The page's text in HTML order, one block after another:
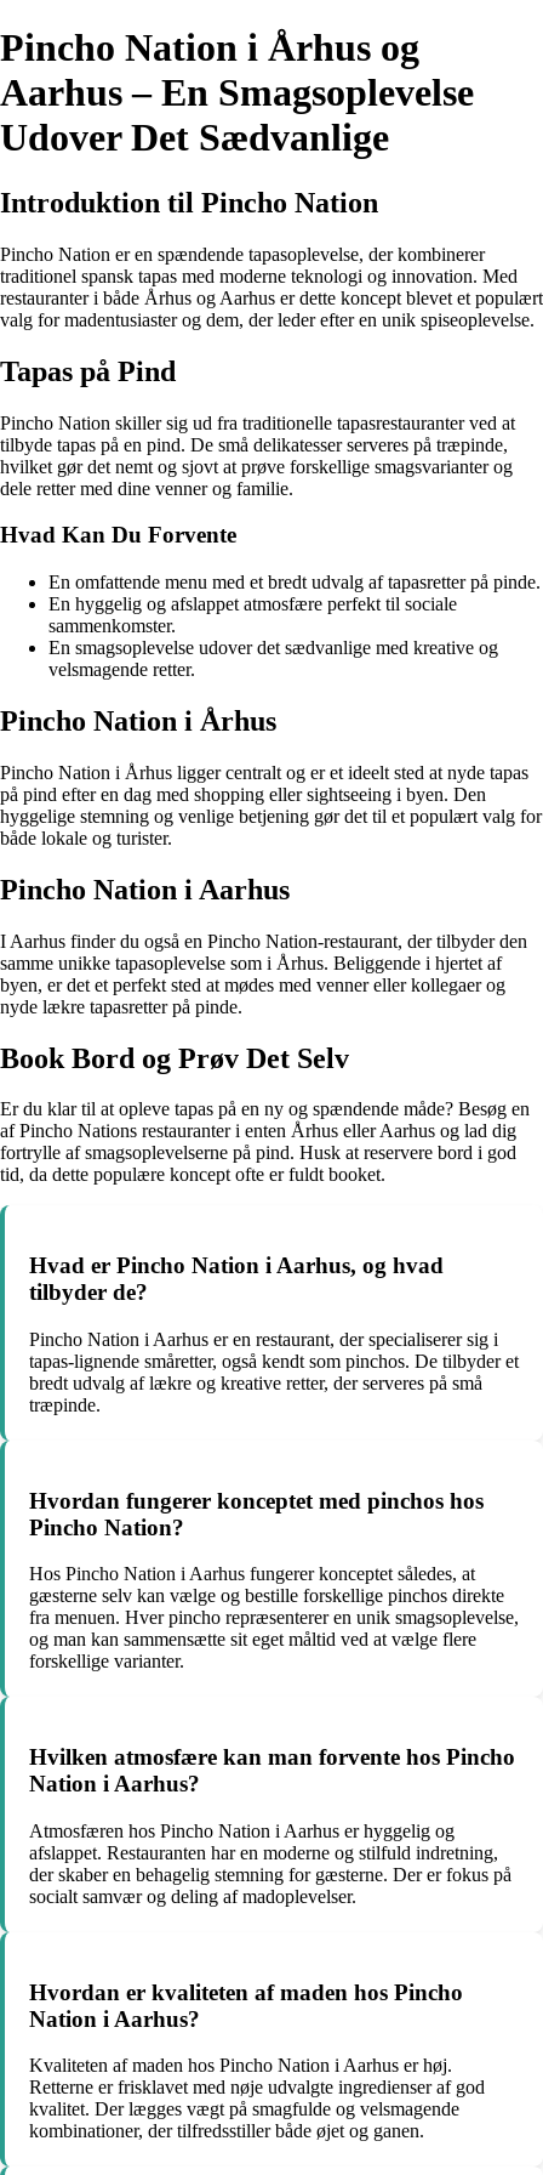
Pincho Nation i Århus og
Aarhus – En Smagsoplevelse
Udover Det Sædvanlige
Introduktion til Pincho Nation
Pincho Nation er en spændende tapasoplevelse, der kombinerer
traditionel spansk tapas med moderne teknologi og innovation. Med
restauranter i både Århus og Aarhus er dette koncept blevet et populært
valg for madentusiaster og dem, der leder efter en unik spiseoplevelse.
Tapas på Pind
Pincho Nation skiller sig ud fra traditionelle tapasrestauranter ved at
tilbyde tapas på en pind. De små delikatesser serveres på træpinde,
hvilket gør det nemt og sjovt at prøve forskellige smagsvarianter og
dele retter med dine venner og familie.
Hvad Kan Du Forvente
En omfattende menu med et bredt udvalg af tapasretter på pinde.
En hyggelig og afslappet atmosfære perfekt til sociale
sammenkomster.
En smagsoplevelse udover det sædvanlige med kreative og
velsmagende retter.
Pincho Nation i Århus
Pincho Nation i Århus ligger centralt og er et ideelt sted at nyde tapas
på pind efter en dag med shopping eller sightseeing i byen. Den
hyggelige stemning og venlige betjening gør det til et populært valg for
både lokale og turister.
Pincho Nation i Aarhus
I Aarhus finder du også en Pincho Nation-restaurant, der tilbyder den
samme unikke tapasoplevelse som i Århus. Beliggende i hjertet af
byen, er det et perfekt sted at mødes med venner eller kollegaer og
nyde lækre tapasretter på pinde.
Book Bord og Prøv Det Selv
Er du klar til at opleve tapas på en ny og spændende måde? Besøg en
af Pincho Nations restauranter i enten Århus eller Aarhus og lad dig
fortrylle af smagsoplevelserne på pind. Husk at reservere bord i god
tid, da dette populære koncept ofte er fuldt booket.
Hvad er Pincho Nation i Aarhus, og hvad
tilbyder de?
Pincho Nation i Aarhus er en restaurant, der specialiserer sig i
tapas-lignende småretter, også kendt som pinchos. De tilbyder et
bredt udvalg af lækre og kreative retter, der serveres på små
træpinde.
Hvordan fungerer konceptet med pinchos hos
Pincho Nation?
Hos Pincho Nation i Aarhus fungerer konceptet således, at
gæsterne selv kan vælge og bestille forskellige pinchos direkte
fra menuen. Hver pincho repræsenterer en unik smagsoplevelse,
og man kan sammensætte sit eget måltid ved at vælge flere
forskellige varianter.
Hvilken atmosfære kan man forvente hos Pincho
Nation i Aarhus?
Atmosfæren hos Pincho Nation i Aarhus er hyggelig og
afslappet. Restauranten har en moderne og stilfuld indretning,
der skaber en behagelig stemning for gæsterne. Der er fokus på
socialt samvær og deling af madoplevelser.
Hvordan er kvaliteten af maden hos Pincho
Nation i Aarhus?
Kvaliteten af maden hos Pincho Nation i Aarhus er høj.
Retterne er frisklavet med nøje udvalgte ingredienser af god
kvalitet. Der lægges vægt på smagfulde og velsmagende
kombinationer, der tilfredsstiller både øjet og ganen.